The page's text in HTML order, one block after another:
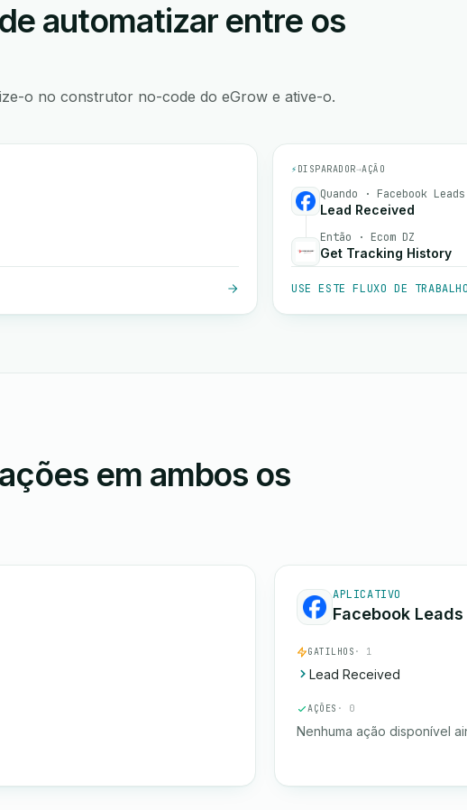
automatizar entre os
o no construtor no-code do eGrow e ative-o.
⚡ DISPARADOR→AÇÃO
Quando · Facebook Leads
Lead Received
Então · Ecom DZ
Get Tracking History
USE ESTE FLUXO DE
em ambos os
APLICATIVO
Facebook Leads
GATILHOS · 1
Lead Received
AÇÕES · 0
Nenhuma ação disponível